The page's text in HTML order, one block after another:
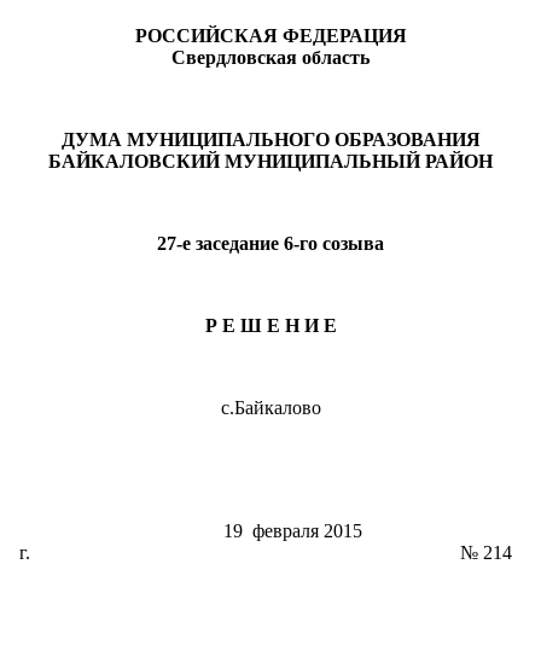
РОССИЙСКАЯ ФЕДЕРАЦИЯ
Свердловская область
ДУМА МУНИЦИПАЛЬНОГО ОБРАЗОВАНИЯ
БАЙКАЛОВСКИЙ МУНИЦИПАЛЬНЫЙ РАЙОН
27-е заседание 6-го созыва
Р Е Ш Е Н И Е
с.Байкалово
19 февраля 2015
г. № 214